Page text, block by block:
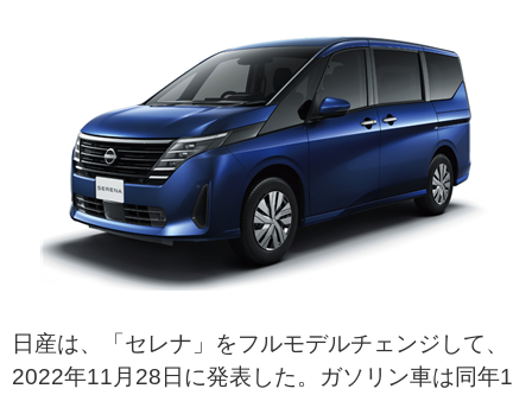
日産は、「セレナ」をフルモデルチェンジして、
2022年11月28日に発表した。ガソリン車は同年1